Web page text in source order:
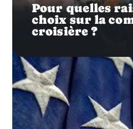
Pour quelles
choix sur la
croisière ?